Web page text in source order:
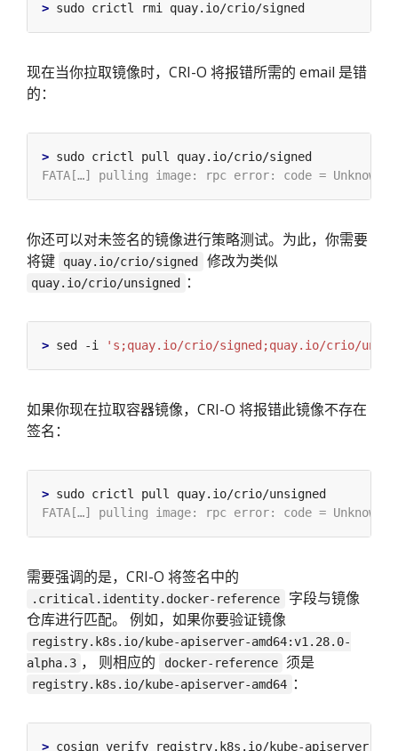
>
现在当你拉取镜像时，CRI-O 将报错所需的 email 是错
的：
>
你还可以对未签名的镜像进行策略测试。为此，你需要
将键
quay.io/crio/signed 修改为类似
quay.io/crio/unsigned ：
> sed -i 's;quay.io/crio/signed;quay.io/crio/
如果你现在拉取容器镜像，CRI-O 将报错此镜像不存在
签名：
>
需要强调的是，CRI-O 将签名中的
.critical.identity.docker-reference
字段与镜像
仓库进行匹配。 例如，如果你要验证镜像
registry.k8s.io/kube-apiserver-amd64:v1.28.0-
alpha.3 ， 则相应的 docker-reference 须是
registry.k8s.io/kube-apiserver-amd64 ：
> cosign verify registry.k8s.io/kube-apiserver-